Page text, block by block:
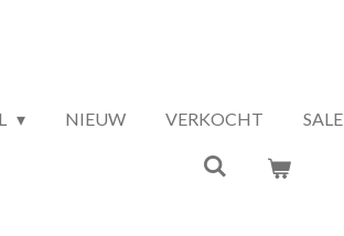
NIEUW VERKOCHT SALE